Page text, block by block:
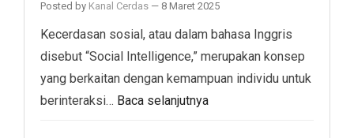
Posted by Kanal Cerdas — 8 Maret 2025
Kecerdasan sosial, atau dalam bahasa Inggris
disebut “Social Intelligence,” merupakan konsep
yang berkaitan dengan kemampuan individu untuk
berinteraksi… Baca selanjutnya